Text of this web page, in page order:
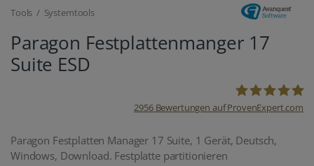
Tools / Systemtools
Paragon Festplattenmanger 17
Suite ESD
oemhandel24
2956Bewertungen auf ProvenExpert.com
Paragon Festplatten Manager 17 Suite, 1 Gerät, Deutsch,
Windows, Download. Festplatte partitionieren